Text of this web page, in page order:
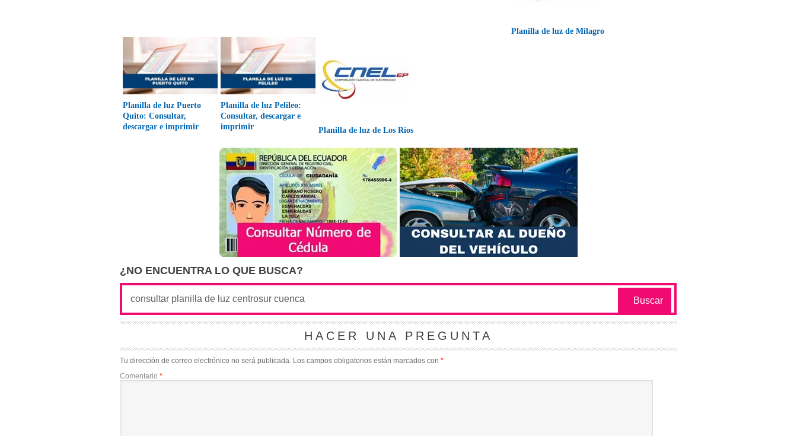
Planilla de luz de Milagro
Planilla de luz Puerto
Quito: Consultar,
descargar e imprimir
Planilla de luz Pelileo:
Consultar, descargar e
imprimir
Planilla de luz de Los Ríos
¿NO ENCUENTRA LO QUE BUSCA?
HACER UNA PREGUNTA
Tu dirección de correo electrónico no será publicada. Los campos obligatorios están marcados con*
Comentario*